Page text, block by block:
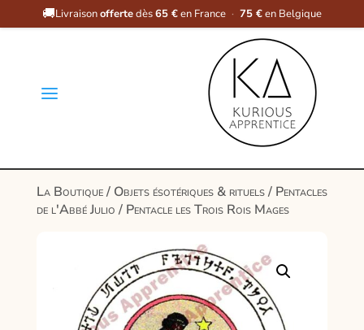
🚚Livraisonoffertedès65 €en France · 75 €en Belgique
a
La Boutique/ Objets ésotériques & rituels/ Pentacles
de l'Abbé Julio/ Pentacle les Trois Rois Mages